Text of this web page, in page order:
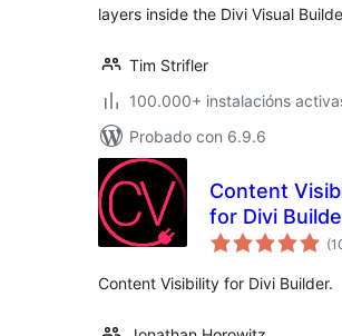
layers inside the Divi Visual
Tim Strifler
100.000+ instalacións
Probado con 6.9.6
Content
for Divi
Content Visibility for Divi Builder.